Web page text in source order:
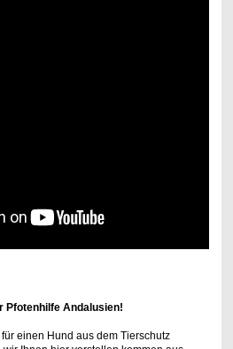
Pfotenhilfe Andalusien!
einen Hund aus dem Tierschutz